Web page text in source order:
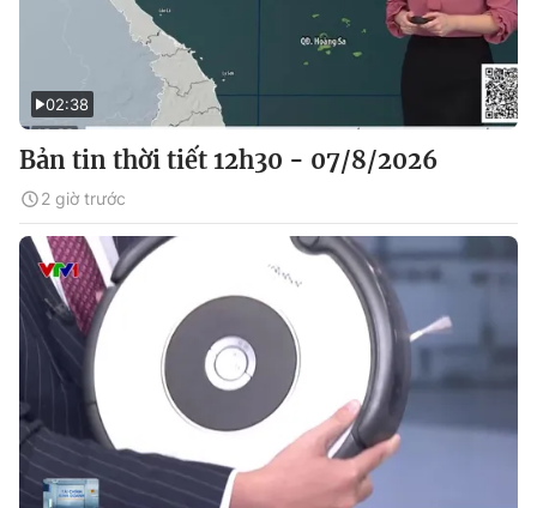
02:38
Bản tin thời tiết 12h30 - 07/8/2026
2 giờ trước